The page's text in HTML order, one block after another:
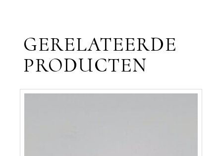
GERELATEERDE
PRODUCTEN